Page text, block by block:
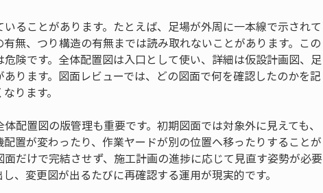
ることがあります。たとえば、足場が外周に一本線で示されて
無、つり構造の有無までは読み取れないことがあります。この
険です。全体配置図は入口として使い、詳細は仮設計画図、足
ります。図面レビューでは、どの図面で何を確認したのかを記
ります。
配置図の版管理も重要です。初期図面では対象外に見えても、
置が変わったり、作業ヤードが別の位置へ移ったりすることが
だけで完結させず、施工計画の進捗に応じて見直す姿勢が必要
、変更図が出るたびに再確認する運用が現実的です。